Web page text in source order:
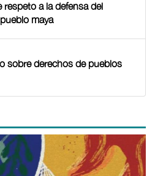
respeto a la defensa del
maya
sobre derechos de pueblos